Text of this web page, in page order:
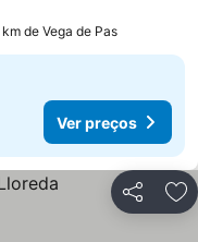
de Vega de Pas
Ver preços
Partilhar